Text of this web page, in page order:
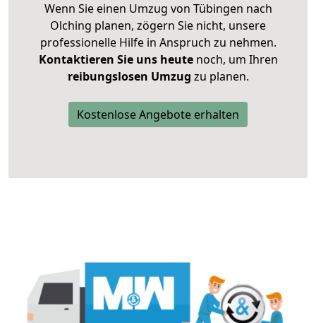
Wenn Sie einen Umzug von Tübingen nach
Olching planen, zögern Sie nicht, unsere
professionelle Hilfe in Anspruch zu nehmen.
Kontaktieren Sie uns heutenoch, um Ihren
reibungslosen Umzug zu planen.
Kostenlose Angebote erhalten